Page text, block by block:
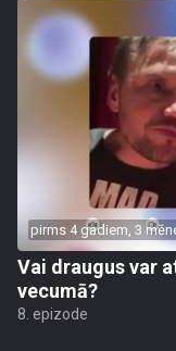
pirms 4 gadiem, 3
Vai draugus var
vecumā?
8. epizode